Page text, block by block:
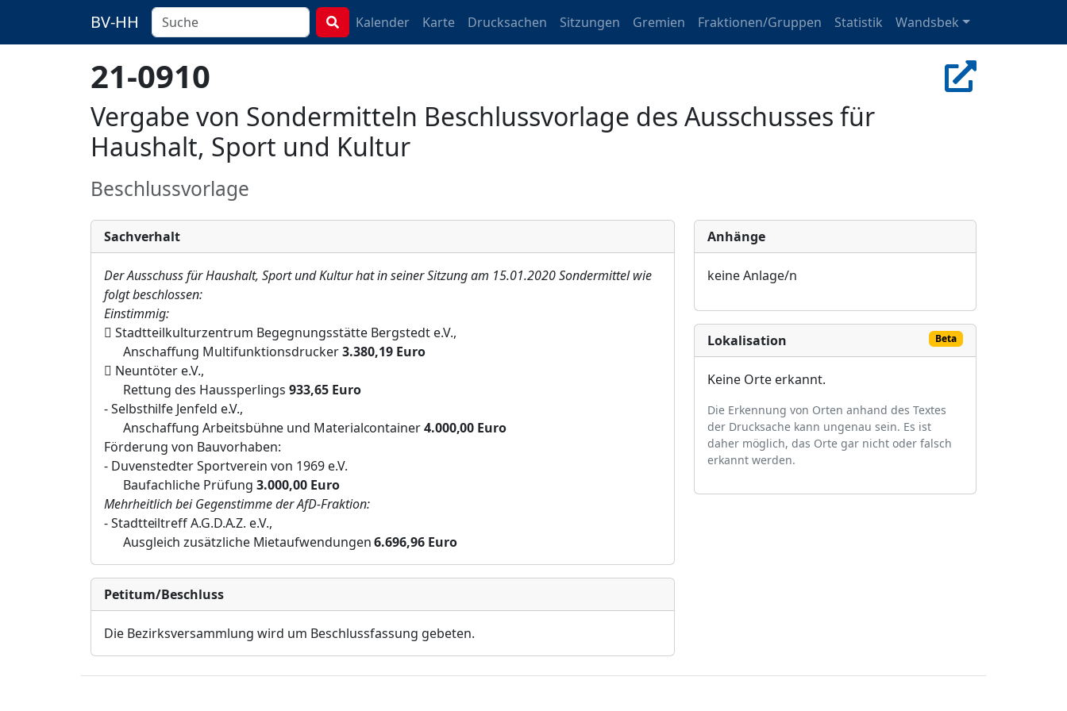
BV-HH Kalender Karte Drucksachen Sitzungen Gremien Fraktionen/Gruppen Statistik Wandsbek
21-0910
Vergabe von Sondermitteln Beschlussvorlage des Ausschusses für
Haushalt, Sport und Kultur
Beschlussvorlage
Sachverhalt
Der Ausschuss für Haushalt, Sport und Kultur hat in seiner Sitzung am 15.01.2020 Sondermittel wie
folgt beschlossen:
Einstimmig:
 Stadtteilkulturzentrum Begegnungsstätte Bergstedt e.V.,
Anschaffung Multifunktionsdrucker3.380,19 Euro
 Neuntöter e.V.,
Rettung des Haussperlings 933,65 Euro
-Selbsthilfe Jenfeld e.V.,
Anschaffung Arbeitsbühne und Materialcontainer4.000,00 Euro
Förderung von Bauvorhaben:
- Duvenstedter Sportverein von 1969 e.V.
Baufachliche Prüfung 3.000,00 Euro
MehrheitlichbeiGegenstimmeder AfD-Fraktion:
-Stadtteiltreff A.G.D.A.Z. e.V.,
Ausgleich zusätzliche Mietaufwendungen6.696,96Euro
Petitum/Beschluss
Die Bezirksversammlung wird um Beschlussfassung gebeten.
Anhänge
keine Anlage/n
Lokalisation Beta
Keine Orte erkannt.
Die Erkennung von Orten anhand des Textes
der Drucksache kann ungenau sein. Es ist
daher möglich, das Orte gar nicht oder falsch
erkannt werden.